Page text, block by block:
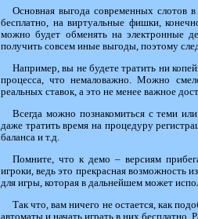
Основная выгода современных слотов
бесплатно, на виртуальные фишки,
можно будет обменять на электронные
получить совсем иные выгоды, поэтому
Например, вы не будете тратить ни
процесса, что немаловажно. Можно
реальных ставок, а это не менее важное
Всегда можно познакомиться с теми
даже тратить время на процедуру
баланса и т.д.
Помните, что к демо – версиям
игроки, ведь это прекрасная возможность
для игры, которая в дальнейшем может
Так что, вам ничего не остается, как
автоматы и начать играть в них бесплатно.